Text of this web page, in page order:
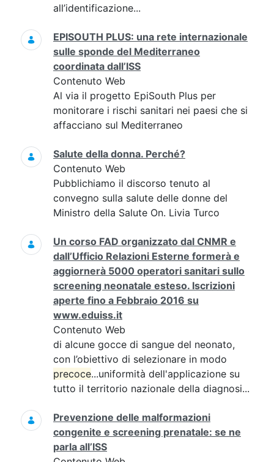
all’identificazione...
EPISOUTH PLUS: una rete internazionale
sulle sponde del Mediterraneo
coordinata dall’ISS
Contenuto Web
Al via il progetto EpiSouth Plus per
monitorare i rischi sanitari nei paesi che si
affacciano sul Mediterraneo
Salute della donna. Perché?
Contenuto Web
Pubblichiamo il discorso tenuto al
convegno sulla salute delle donne del
Ministro della Salute On. Livia Turco
Un corso FAD organizzato dal CNMR e
dall’Ufficio Relazioni Esterne formerà e
aggiornerà 5000 operatori sanitari sullo
screening neonatale esteso. Iscrizioni
aperte fino a Febbraio 2016 su
www.eduiss.it
Contenuto Web
di alcune gocce di sangue del neonato,
con l’obiettivo di selezionare in modo
precoce...uniformità dell'applicazione su
tutto il territorio nazionale della diagnosi...
Prevenzione delle malformazioni
congenite e screening prenatale: se ne
parla all’ISS